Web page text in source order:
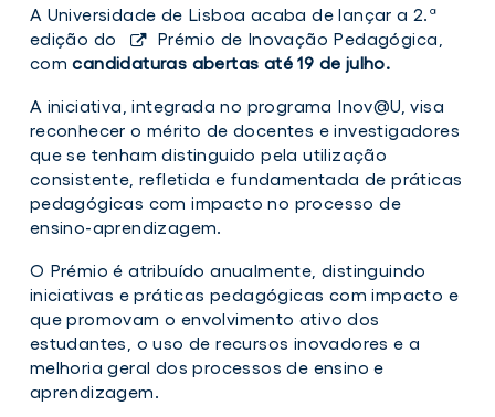
A Universidade de Lisboa acaba de lançar a 2.ª
edição do
Prémio de Inovação Pedagógica
comcandidaturas abertas até 19 de julho.
A iniciativa, integrada no programa Inov@U, visa
reconhecer o mérito de docentes e investigadores
que se tenham distinguido pela utilização
consistente, refletida e fundamentada de práticas
pedagógicas com impacto no processo de
ensino-aprendizagem.
O Prémio é atribuído anualmente, distinguindo
iniciativas e práticas pedagógicas com impacto e
que promovam o envolvimento ativo dos
estudantes, o uso de recursos inovadores e a
melhoria geral dos processos de ensino e
aprendizagem.